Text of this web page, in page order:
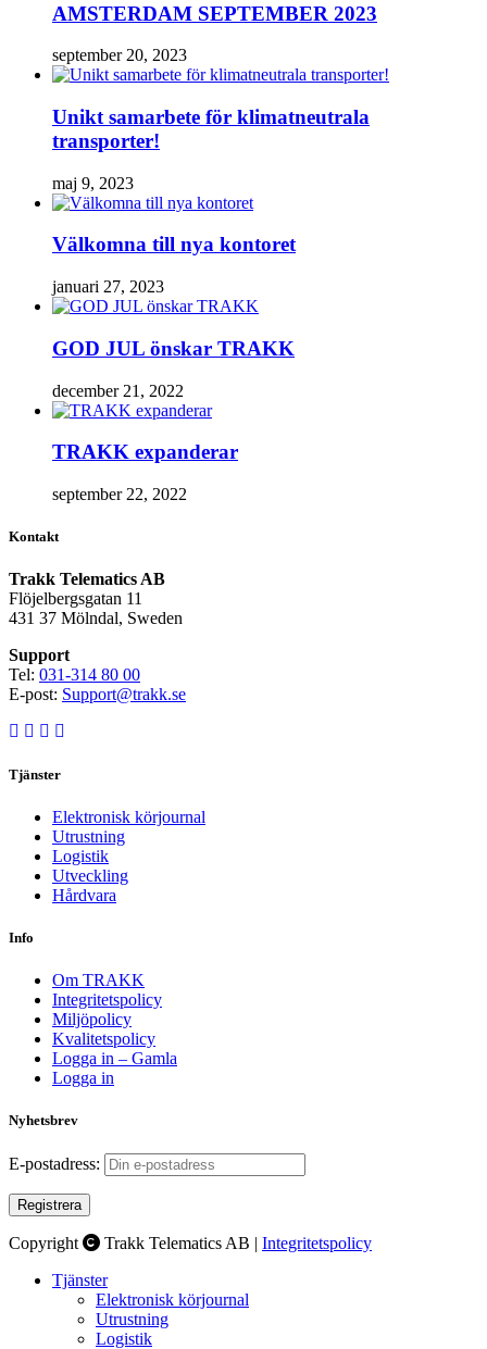
AMSTERDAM SEPTEMBER 2023
september 20, 2023
Unikt samarbete för klimatneutrala
transporter!
maj 9, 2023
Välkomna till nya kontoret
januari 27, 2023
GOD JUL önskar TRAKK
december 21, 2022
TRAKK expanderar
september 22, 2022
Kontakt
Trakk Telematics AB
Flöjelbergsgatan 11
431 37 Mölndal, Sweden
Support
Tel: 031-314 80 00
E-post: Support@trakk.se
Tjänster
Elektronisk körjournal
Utrustning
Logistik
Utveckling
Hårdvara
Info
Om TRAKK
Integritetspolicy
Miljöpolicy
Kvalitetspolicy
Logga in – Gamla
Logga in
Nyhetsbrev
E-postadress:
Copyright Trakk Telematics AB | Integritetspolicy
Tjänster
Elektronisk körjournal
Utrustning
Logistik